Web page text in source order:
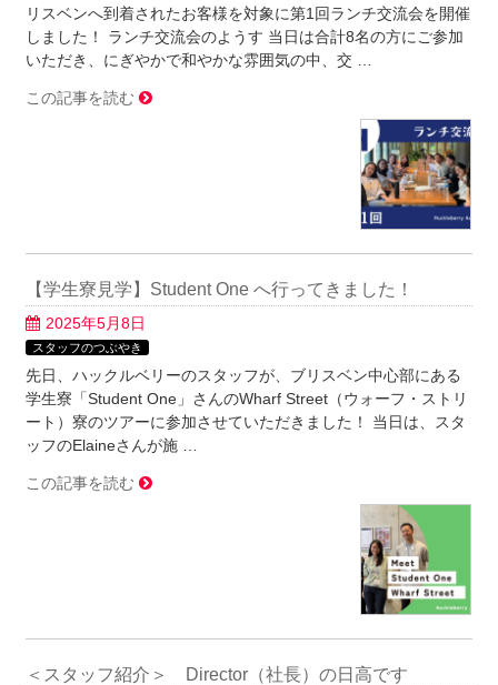
リスベンへ到着されたお客様を対象に第1回ランチ交流会を開催
しました！ ランチ交流会のようす 当日は合計8名の方にご参加
いただき、にぎやかで和やかな雰囲気の中、交 …
この記事を読む
【学生寮見学】Student One へ行ってきました！
2025年5月8日
スタッフのつぶやき
先日、ハックルベリーのスタッフが、ブリスベン中心部にある
学生寮「Student One」さんのWharf Street（ウォーフ・ストリ
ート）寮のツアーに参加させていただきました！ 当日は、スタ
ッフのElaineさんが施 …
この記事を読む
＜スタッフ紹介＞ Director（社長）の日高です